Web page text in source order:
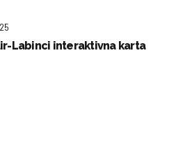
Labinci interaktivna karta